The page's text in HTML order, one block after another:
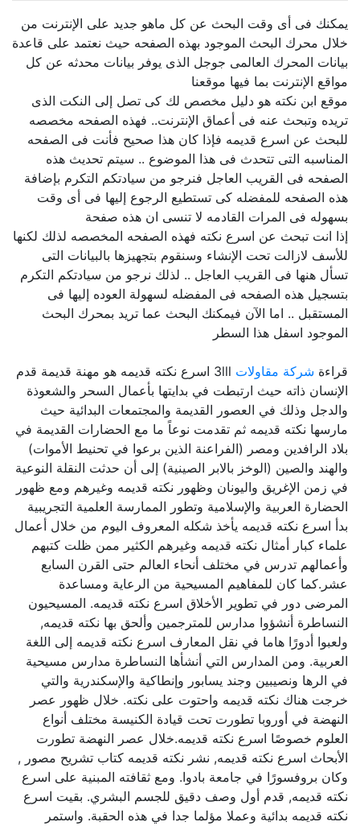
يمكنك فى أى وقت البحث عن كل ماهو جديد على الإنترنت من
خلال محرك البحث الموجود بهذه الصفحه حيث نعتمد على قاعدة
بيانات المحرك العالمى جوجل الذى يوفر بيانات محدثه عن كل
مواقع الإنترنت بما فيها موقعنا
موقع ابن نكته هو دليل مخصص لك كى تصل إلى النكت الذى
تريده وتبحث عنه فى أعماق الإنترنت.. فهذه الصفحه مخصصه
للبحث عن اسرع قديمه فإذا كان هذا صحيح فأنت فى الصفحه
المناسبه التى تتحدث فى هذا الموضوع .. سيتم تحديث هذه
الصفحه فى القريب العاجل فنرجو من سيادتكم التكرم بإضافة
هذه الصفحه للمفضله كى تستطيع الرجوع إليها فى أى وقت
بسهوله فى المرات القادمه لا تنسى ان هذه صفحة
إذا انت تبحث عن اسرع نكته فهذه الصفحه المخصصه لذلك لكنها
للأسف لازالت تحت الإنشاء وسنقوم بتجهيزها بالبيانات التى
تسأل هنها فى القريب العاجل .. لذلك نرجو من سيادتكم التكرم
بتسجيل هذه الصفحه فى المفضله لسهولة العوده إليها فى
المستقبل .. اما الآن فيمكنك البحث عما تريد بمحرك البحث
الموجود اسفل هذا السطر
قراءةشركة مقاولات
3lll اسرع نكته قديمه هو مهنة قديمة قدم
الإنسان ذاته حيث ارتبطت في بدايتها بأعمال السحر والشعوذة
والدجل وذلك في العصور القديمة والمجتمعات البدائية حيث
مارسها نكته قديمه ثم تقدمت نوعاً ما مع الحضارات القديمة في
بلاد الرافدين ومصر (الفراعنة الذين برعوا في تحنيط الأموات)
والهند والصين (الوخز بالابر الصينية) إلى أن حدثت النقلة النوعية
في زمن الإغريق واليونان وظهور نكته قديمه وغيرهم ومع ظهور
الحضارة العربية والإسلامية وتطور الممارسة العلمية التجريبية
بدأ اسرع نكته قديمه يأخذ شكله المعروف اليوم من خلال أعمال
علماء كبار أمثال نكته قديمه وغيرهم الكثير ممن ظلت كتبهم
وأعمالهم تدرس في مختلف أنحاء العالم حتى القرن السابع
عشر.كما كان للمفاهيم المسيحية من الرعاية ومساعدة
المرضى دور في تطوير الأخلاق اسرع نكته قديمه. المسيحيون
النساطرة أنشؤوا مدارس للمترجمين وألحق بها نكته قديمه,
ولعبوا أدورًا هاما في نقل المعارف اسرع نكته قديمه إلى اللغة
العربية. ومن المدارس التي أنشأها النساطرة مدارس مسيحية
في الرها ونصيبين وجند يسابور وإنطاكية والإسكندرية والتي
خرجت هناك نكته قديمه واحتوت على نكته. خلال ظهور عصر
النهضة في أوروبا تطورت تحت قيادة الكنيسة مختلف أنواع
العلوم خصوصًا اسرع نكته قديمه.خلال عصر النهضة تطورت
الأبحاث اسرع نكته قديمه, نشر نكته قديمه كتاب تشريح مصور ,
وكان بروفسورًا في جامعة بادوا. ومع ثقافته المبنية على اسرع
نكته قديمه, قدم أول وصف دقيق للجسم البشري. بقيت اسرع
نكته قديمه بدائية وعملا مؤلما جدا في هذه الحقبة. واستمر